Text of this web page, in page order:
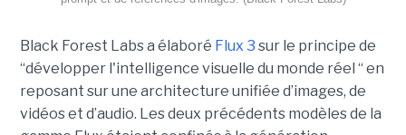
Black Forest Labs a élaboré Flux 3 sur le principe de
“développer l'intelligence visuelle du monde réel “ en
reposant sur une architecture unifiée d’images, de
vidéos et d’audio. Les deux précédents modèles de la